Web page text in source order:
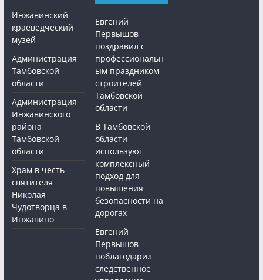
Инжавинский
краеведческий
музей
Администрация
Тамбовской
области
Администрация
Инжавинского
района
Тамбовской
области
Храм в честь
святителя
Николая
Чудотворца в
Инжавино
Евгений
Первышов
поздравил с
профессиональн
ым праздником
строителей
Тамбовской
области
В Тамбовской
области
используют
комплексный
подход для
повышения
безопасности на
дорогах
Евгений
Первышов
поблагодарил
следственное